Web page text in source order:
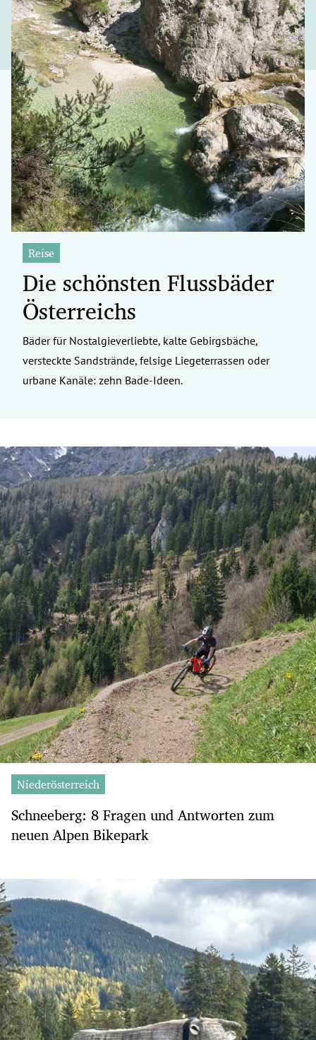
Reise
Die schönsten Flussbäder
Österreichs
Bäder für Nostalgieverliebte, kalte Gebirgsbäche,
versteckte Sandstrände, felsige Liegeterrassen oder
urbane Kanäle: zehn Bade-Ideen.
Niederösterreich
Schneeberg: 8 Fragen und Antworten zum
neuen Alpen Bikepark